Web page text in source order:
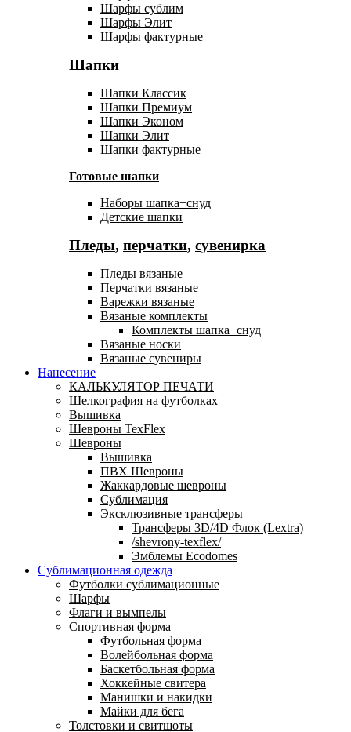
Шарфы сублим
Шарфы Элит
Шарфы фактурные
Шапки
Шапки Классик
Шапки Премиум
Шапки Эконом
Шапки Элит
Шапки фактурные
Готовые шапки
Наборы шапка+снуд
Детские шапки
Пледы, перчатки, сувенирка
Пледы вязаные
Перчатки вязаные
Варежки вязаные
Вязаные комплекты
Комплекты шапка+снуд
Вязаные носки
Вязаные сувениры
Нанесение
КАЛЬКУЛЯТОР ПЕЧАТИ
Шелкография на футболках
Вышивка
Шевроны TexFlex
Шевроны
Вышивка
ПВХ Шевроны
Жаккардовые шевроны
Сублимация
Эксклюзивные трансферы
Трансферы 3D/4D Флок (Lextra)
/shevrony-texflex/
Эмблемы Ecodomes
Сублимационная одежда
Футболки сублимационные
Шарфы
Флаги и вымпелы
Спортивная форма
Футбольная форма
Волейбольная форма
Баскетбольная форма
Хоккейные свитера
Манишки и накидки
Майки для бега
Толстовки и свитшоты